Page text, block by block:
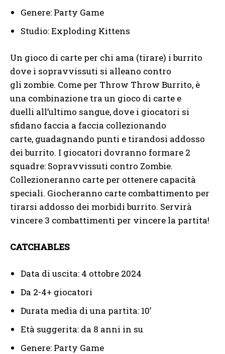
Genere: Party Game
Studio: Exploding Kittens
Un gioco di carte per chi ama (tirare) i burrito
dove i sopravvissuti si alleano contro
gli zombie. Come per Throw Throw Burrito, è
una combinazione tra un gioco di carte e
duelli all’ultimo sangue, dove i giocatori si
sfidano faccia a faccia collezionando
carte, guadagnando punti e tirandosi addosso
dei burrito. I giocatori dovranno formare 2
squadre: Sopravvissuti contro Zombie.
Collezioneranno carte per ottenere capacità
speciali. Giocheranno carte combattimento per
tirarsi addosso dei morbidi burrito. Servirà
vincere 3 combattimenti per vincere la partita!
CATCHABLES
Data di uscita: 4 ottobre 2024
Da 2-4+ giocatori
Durata media di una partita: 10’
Età suggerita: da 8 anni in su
Genere: Party Game